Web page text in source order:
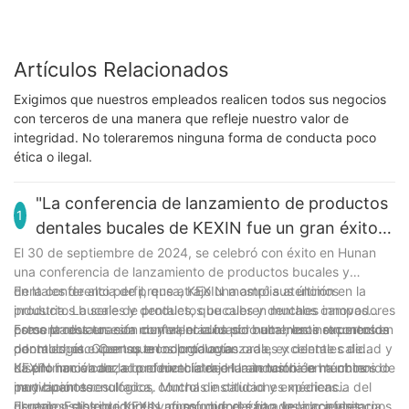
Artículos Relacionados
Exigimos que nuestros empleados realicen todos sus negocios
con terceros de una manera que refleje nuestro valor de
integridad. No toleraremos ninguna forma de conducta poco
ética o ilegal.
1
"La conferencia de lanzamiento de productos
dentales bucales de KEXIN fue un gran éxito
en Hunan"
El 30 de septiembre de 2024, se celebró con éxito en Hunan
una conferencia de lanzamiento de productos bucales y
dentales de alto perfil, que atrajo una amplia atención en la
industria. La serie de productos bucales y dentales innovadores
presentados en esta conferencia ha sido altamente reconocida
por muchos expertos en odontología.
En la conferencia de prensa, KEXIN mostró sus últimos
productos bucales y dentales, que cubren muchos campos
como la restauración dental, el cuidado bucal, los instrumentos
dentales, etc. Con su tecnología avanzada, excelente calidad y
diseño innovador, el producto atrajo la atención de muchos
participantes.
Estos productos son muy valorados por numerosos expertos en
odontología. Creen que los productos orales y dentales de
KEXIN han alcanzado el nivel líder en la industria en términos de
innovación tecnológica, control de calidad y experiencia del
usuario. Estos productos no solo brindarán a los pacientes
La promoción de la conferencia de Hunan también ha obtenido
muy buenos resultados. Muchas instituciones médicas
dentales, distribuidores y consumidores han venido a visitarnos,
El responsable de KEXIN afirmó que el éxito de la conferencia